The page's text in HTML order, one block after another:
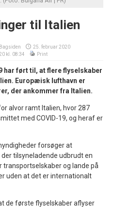
til Italien
Bagsiden
25. februar 2020
kl. 08:34
Print
har ført til, at flere flyselskaber
Europæisk lufthavn er
der ankommer fra Italien.
alvor ramt Italien, hvor 287
med COVID-19, og heraf er
forsøger at
tilsyneladende udbrudt en
transportselskaber og lande på
uden at det er internationalt
de første flyselskaber aflyser